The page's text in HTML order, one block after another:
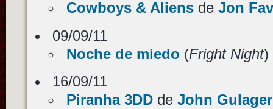
Cowboys & Aliensde Jon
09/09/11
Noche de miedo (Fright Night)
16/09/11
Piranha 3DDde John Gulager